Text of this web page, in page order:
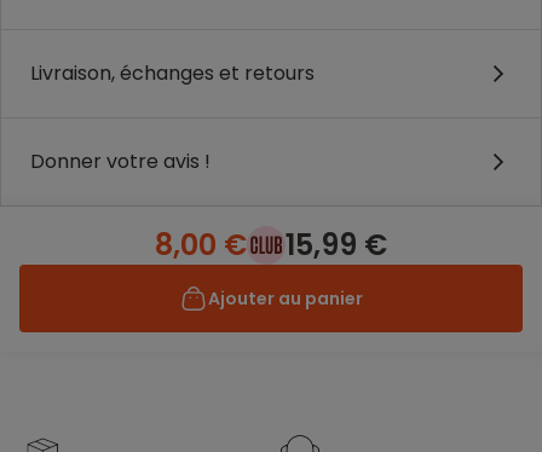
Livraison, échanges et retours
Donner votre avis !
8,00 € 15,99 €
Ajouter au panier